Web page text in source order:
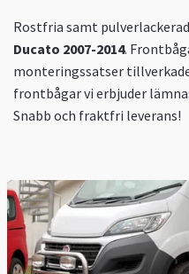
Rostfria samt
Ducato 2007-2014.
monteringssatser
frontbågar vi erbjuder
Snabb och fraktfri leverans!